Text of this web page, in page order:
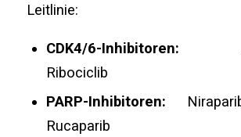
Leitlinie:
CDK4/6-Inhibitoren:
Ribociclib
PARP-Inhibitoren:
Rucaparib